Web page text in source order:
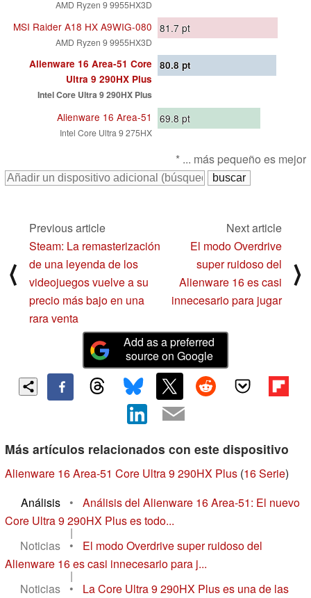
AMD Ryzen 9 9955HX3D
MSI Raider A18 HX A9WIG-080
AMD Ryzen 9 9955HX3D
81.7 pt
Alienware 16 Area-51 Core
Ultra 9 290HX Plus
Intel Core Ultra 9 290HX Plus
80.8 pt
Alienware 16 Area-51
Intel Core Ultra 9 275HX
69.8 pt
* ... más pequeño es mejor
⟨
Previous article
Steam: La remasterización
de una leyenda de los
videojuegos vuelve a su
precio más bajo en una
rara venta
Next article
El modo Overdrive
super ruidoso del
Alienware 16 es casi
innecesario para jugar
⟩
Add as a preferred
source on Google
Más artículos relacionados con este dispositivo
Alienware 16 Area-51 Core Ultra 9 290HX Plus (16 Serie)
Análisis
•
Análisis del Alienware 16 Area-51: El nuevo
Core Ultra 9 290HX Plus es todo...
|
Noticias
•
El modo Overdrive super ruidoso del
Alienware 16 es casi innecesario para j...
|
Noticias
•
La Core Ultra 9 290HX Plus es una de las